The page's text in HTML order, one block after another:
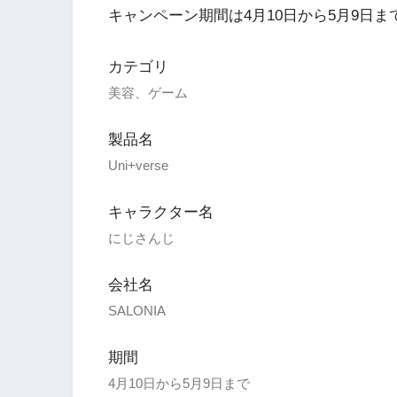
キャンペーン期間は4月10日から5月9日ま
カテゴリ
美容、ゲーム
製品名
Uni+verse
キャラクター名
にじさんじ
会社名
SALONIA
期間
4月10日から5月9日まで